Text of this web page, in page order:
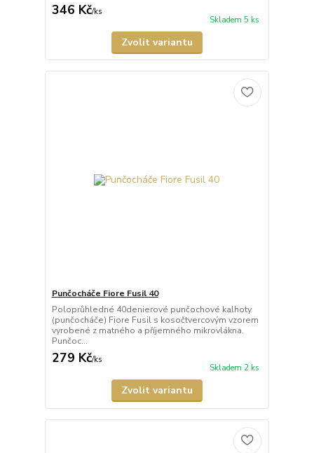
346 Kč/ks
Skladem 5 ks
Zvolit variantu
Punčocháče Fiore Fusil 40
Poloprůhledné 40denierové punčochové kalhoty
(punčocháče) Fiore Fusil s kosočtvercovým vzorem
vyrobené z matného a příjemného mikrovlákna.
Punčoc...
279 Kč/ks
Skladem 2 ks
Zvolit variantu